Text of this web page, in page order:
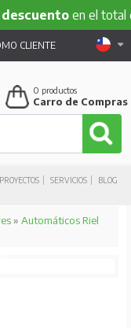
en el total de tu
PROYECTOS SERVICIOS
BLOG
CLIENTE
0 productos
Carro de Compras
» Automáticos Riel